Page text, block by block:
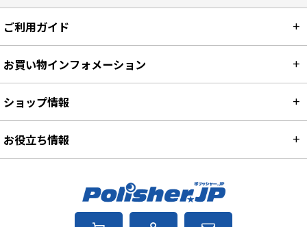
ご利用ガイド
お買い物インフォメーション
ショップ情報
お役立ち情報